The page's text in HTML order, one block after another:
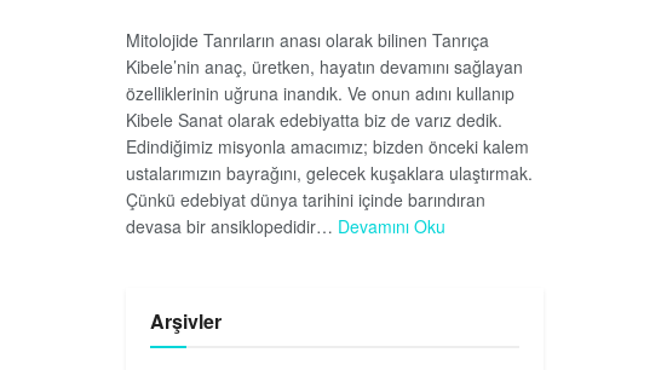
Mitolojide Tanrıların anası olarak bilinen Tanrıça
Kibele’nin anaç, üretken, hayatın devamını sağlayan
özelliklerinin uğruna inandık. Ve onun adını kullanıp
Kibele Sanat olarak edebiyatta biz de varız dedik.
Edindiğimiz misyonla amacımız; bizden önceki kalem
ustalarımızın bayrağını, gelecek kuşaklara ulaştırmak.
Çünkü edebiyat dünya tarihini içinde barındıran
devasa bir ansiklopedidir… Devamını Oku
Arşivler